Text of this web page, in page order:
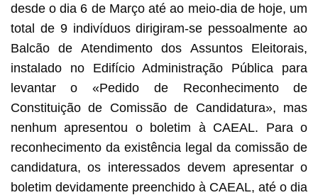
desde o dia 6 de Março até ao meio-dia de hoje, um
total de 9 indivíduos dirigiram-se pessoalmente ao
Balcão de Atendimento dos Assuntos Eleitorais,
instalado no Edifício Administração Pública para
levantar o «Pedido de Reconhecimento de
Constituição de Comissão de Candidatura», mas
nenhum apresentou o boletim à CAEAL. Para o
reconhecimento da existência legal da comissão de
candidatura, os interessados devem apresentar o
boletim devidamente preenchido à CAEAL, até o dia